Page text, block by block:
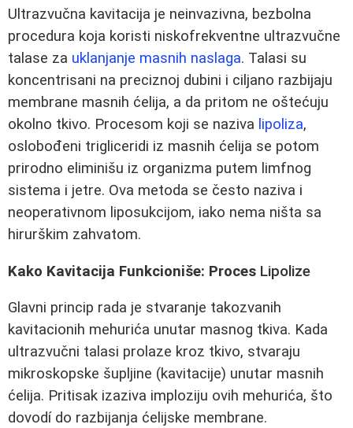
Ultrazvučna kavitacija je neinvazivna, bezbolna
procedura koja koristi niskofrekventne ultrazvučne
talase za uklanjanje masnih naslaga. Talasi su
koncentrisani na preciznoj dubini i ciljano razbijaju
membrane masnih ćelija, a da pritom ne oštećuju
okolno tkivo. Procesom koji se naziva lipoliza,
oslobođeni trigliceridi iz masnih ćelija se potom
prirodno eliminišu iz organizma putem limfnog
sistema i jetre. Ova metoda se često naziva i
neoperativnom liposukcijom, iako nema ništa sa
hirurškim zahvatom.
Kako Kavitacija Funkcioniše: Proces Lipolize
Glavni princip rada je stvaranje takozvanih
kavitacionih mehurića unutar masnog tkiva. Kada
ultrazvučni talasi prolaze kroz tkivo, stvaraju
mikroskopske šupljine (kavitacije) unutar masnih
ćelija. Pritisak izaziva imploziju ovih mehurića, što
dovodí do razbijanja ćelijske membrane.